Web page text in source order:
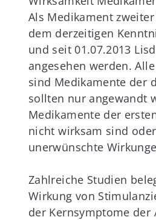
Als Medikament
dem derzeitigen
und seit 01.07.2013
angesehen werden.
sind Medikamente der
sollten nur angewandt
Medikamente der
nicht wirksam sind
unerwünschte
Zahlreiche Studien
Wirkung von
der Kernsymptome der